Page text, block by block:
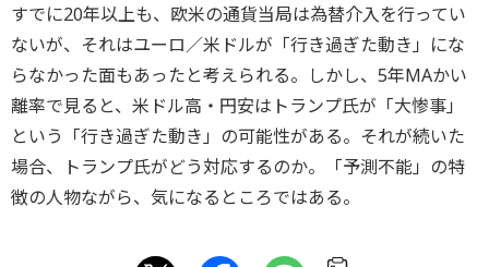
すでに20年以上も、欧米の通貨当局は為替介入を行ってい
ないが、それはユーロ／米ドルが「行き過ぎた動き」にな
らなかった面もあったと考えられる。しかし、5年MAかい
離率で見ると、米ドル高・円安はトランプ氏が「大惨事」
という「行き過ぎた動き」の可能性がある。それが続いた
場合、トランプ氏がどう対応するのか。「予測不能」の特
徴の人物ながら、気になるところではある。